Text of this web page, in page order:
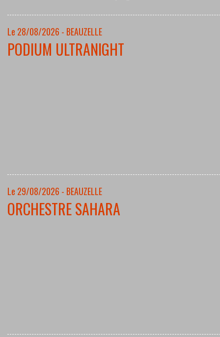
Le 28/08/2026 - BEAUZELLE
PODIUM ULTRANIGHT
Le 29/08/2026 - BEAUZELLE
ORCHESTRE SAHARA